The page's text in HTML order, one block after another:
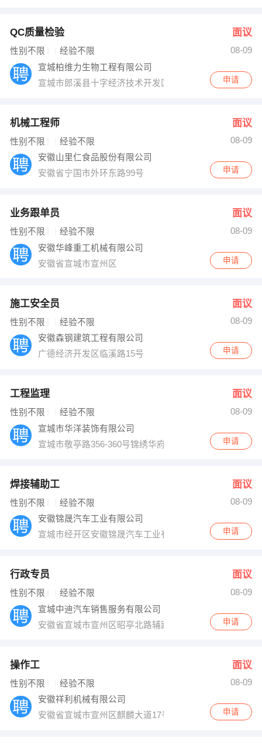
QC质量检验 面议
性别不限 经验不限
08-09
宣城柏维力生物工程有限公司
宣城市郎溪县十字经济技术开发区立宇大道
申请
机械工程师 面议
性别不限 经验不限
08-09
安徽山里仁食品股份有限公司
安徽省宁国市外环东路99号
申请
业务跟单员 面议
性别不限 经验不限
08-09
安徽华峰重工机械有限公司
安徽省宣城市宣州区
申请
施工安全员 面议
性别不限 经验不限
08-09
安徽森钢建筑工程有限公司
广德经济开发区临溪路15号
申请
工程监理 面议
性别不限 经验不限
08-09
宣城市华洋装饰有限公司
宣城市敬亭路356-360号锦绣华府小区门面
申请
焊接辅助工 面议
性别不限 经验不限
08-09
安徽锦晟汽车工业有限公司
宣城市经开区安徽锦晟汽车工业有限公司（安徽省/宣城
申请
行政专员 面议
性别不限 经验不限
08-09
宣城中迪汽车销售服务有限公司
安徽省宣城市宣州区昭亭北路辅路
申请
操作工 面议
性别不限 经验不限
08-09
安徽祥利机械有限公司
安徽省宣城市宣州区麒麟大道17号
申请